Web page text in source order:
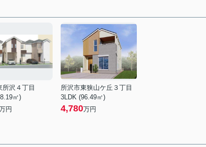
所沢４丁目
㎡)
円
所沢市東狭山ケ丘３丁目
3LDK (96.49㎡)
4,780万円